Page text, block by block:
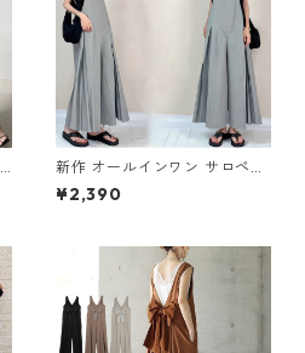
新作 オールインワン サロペッ
トパンツ m-462
¥2,390